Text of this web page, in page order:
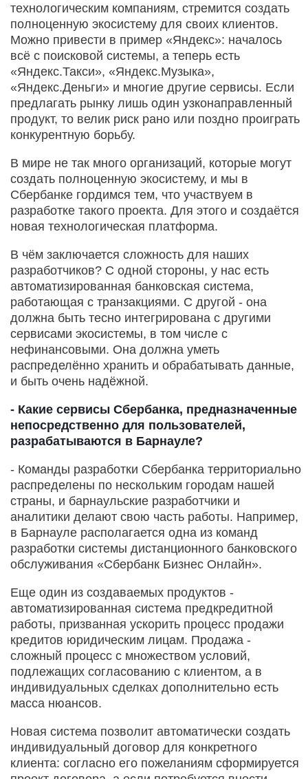
технологическим компаниям, стремится создать
полноценную экосистему для своих клиентов.
Можно привести в пример «Яндекс»: началось
всё с поисковой системы, а теперь есть
«Яндекс.Такси», «Яндекс.Музыка»,
«Яндекс.Деньги» и многие другие сервисы. Если
предлагать рынку лишь один узконаправленный
продукт, то велик риск рано или поздно проиграть
конкурентную борьбу.
В мире не так много организаций, которые могут
создать полноценную экосистему, и мы в
Сбербанке гордимся тем, что участвуем в
разработке такого проекта. Для этого и создаётся
новая технологическая платформа.
В чём заключается сложность для наших
разработчиков? С одной стороны, у нас есть
автоматизированная банковская система,
работающая с транзакциями. С другой - она
должна быть тесно интегрирована с другими
сервисами экосистемы, в том числе с
нефинансовыми. Она должна уметь
распределённо хранить и обрабатывать данные,
и быть очень надёжной.
- Какие сервисы Сбербанка, предназначенные
непосредственно для пользователей,
разрабатываются в Барнауле?
- Команды разработки Сбербанка территориально
распределены по нескольким городам нашей
страны, и барнаульские разработчики и
аналитики делают свою часть работы. Например,
в Барнауле располагается одна из команд
разработки системы дистанционного банковского
обслуживания «Сбербанк Бизнес Онлайн».
Еще один из создаваемых продуктов -
автоматизированная система предкредитной
работы, призванная ускорить процесс продажи
кредитов юридическим лицам. Продажа -
сложный процесс с множеством условий,
подлежащих согласованию с клиентом, а в
индивидуальных сделках дополнительно есть
масса нюансов.
Новая система позволит автоматически создать
индивидуальный договор для конкретного
клиента: согласно его пожеланиям сформируется